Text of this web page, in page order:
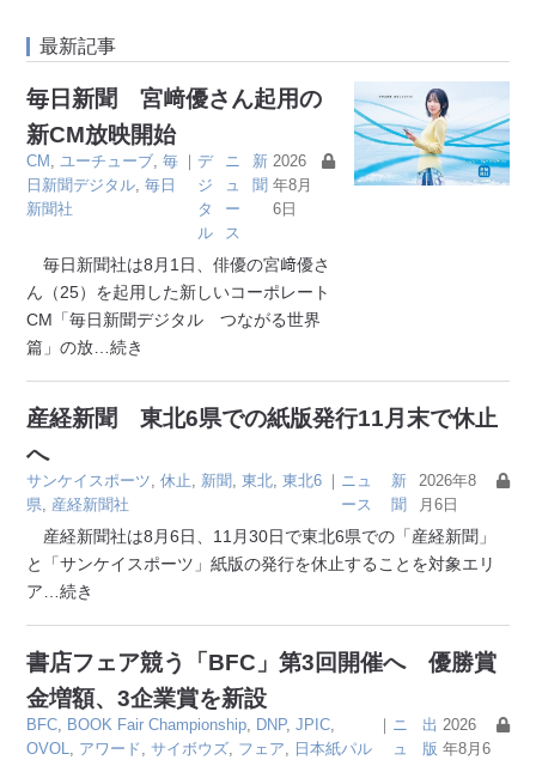
最新記事
毎日新聞 宮﨑優さん起用の
新CM放映開始
CM ,ユーチューブ,毎
日新聞デジタル,毎日
新聞社
｜デ
ジ
タ
ル
ニ
ュ
ー
ス
新
聞
2026
年8月
6日
毎日新聞社は8月1日、俳優の宮﨑優さ
ん（25）を起用した新しいコーポレート
CM「毎日新聞デジタル つながる世界
篇」の放…続き
産経新聞 東北6県での紙版発行11月末で休止
へ
サンケイスポーツ,休止, 新聞,東北,東北6
県, 産経新聞社
｜ ニュ
ース
新
聞
2026年8
月6日
産経新聞社は8月6日、11月30日で東北6県での「産経新聞」
と「サンケイスポーツ」紙版の発行を休止することを対象エリ
ア…続き
書店フェア競う「BFC」第3回開催へ 優勝賞
金増額、3企業賞を新設
BFC, BOOK Fair Championship, DNP,JPIC,
OVOL, アワード ,サイボウズ, フェア, 日本紙パル
｜ ニ
ュ
出
版
2026
年8月6